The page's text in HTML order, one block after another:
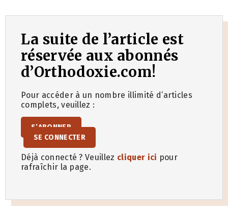
La suite de l’article est
réservée aux abonnés
d’Orthodoxie.com!
Pour accéder à un nombre illimité d’articles
complets, veuillez :
S’ABONNER
SE CONNECTER
Déjà connecté ? Veuillez cliquer ici pour
rafraîchir la page.